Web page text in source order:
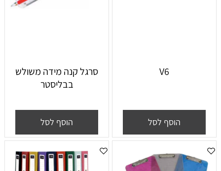
V6
הוסף לסל
סרגל קנה מידה משולש
בבליסטר
הוסף לסל